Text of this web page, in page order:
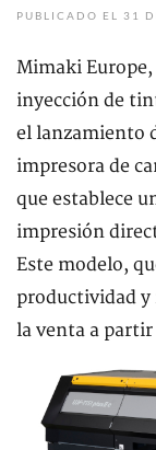
PUBLICADO EL 31
Mimaki
inyección de
el lanzamiento
impresora de
que establece
impresión
Este modelo,
productividad y
la venta a partir